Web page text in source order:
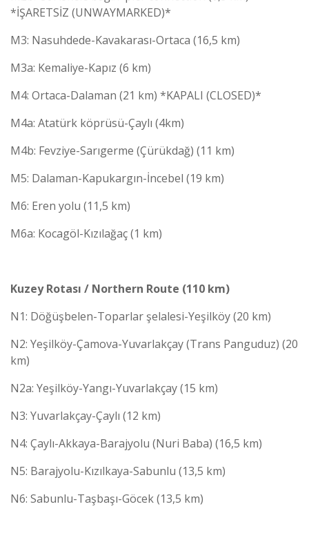
*İŞARETSİZ (UNWAYMARKED)*
M3: Nasuhdede-Kavakarası-Ortaca (16,5 km)
M3a: Kemaliye-Kapız (6 km)
M4: Ortaca-Dalaman (21 km) *KAPALI (CLOSED)*
M4a: Atatürk köprüsü-Çaylı (4km)
M4b: Fevziye-Sarıgerme (Çürükdağ) (11 km)
M5: Dalaman-Kapukargın-İncebel (19 km)
M6: Eren yolu (11,5 km)
M6a: Kocagöl-Kızılağaç (1 km)
Kuzey Rotası / Northern Route (110 km)
N1: Döğüşbelen-Toparlar şelalesi-Yeşilköy (20 km)
N2: Yeşilköy-Çamova-Yuvarlakçay (Trans Panguduz) (20
km)
N2a: Yeşilköy-Yangı-Yuvarlakçay (15 km)
N3: Yuvarlakçay-Çaylı (12 km)
N4: Çaylı-Akkaya-Barajyolu (Nuri Baba) (16,5 km)
N5: Barajyolu-Kızılkaya-Sabunlu (13,5 km)
N6: Sabunlu-Taşbaşı-Göcek (13,5 km)